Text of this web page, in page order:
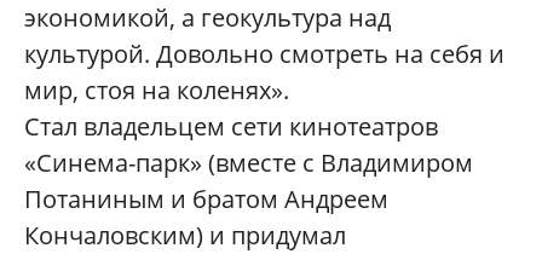
экономикой, а геокультура над
культурой. Довольно смотреть на себя и
мир, стоя на коленях».
Стал владельцем сети кинотеатров
«Синема-парк» (вместе с Владимиром
Потаниным и братом Андреем
Кончаловским) и придумал